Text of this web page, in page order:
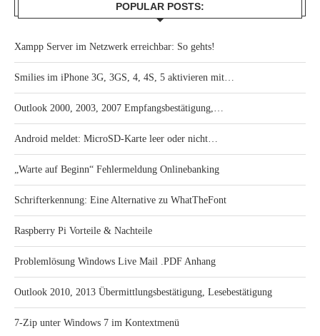
POPULAR POSTS:
Xampp Server im Netzwerk erreichbar: So gehts!
Smilies im iPhone 3G, 3GS, 4, 4S, 5 aktivieren mit…
Outlook 2000, 2003, 2007 Empfangsbestätigung,…
Android meldet: MicroSD-Karte leer oder nicht…
„Warte auf Beginn“ Fehlermeldung Onlinebanking
Schrifterkennung: Eine Alternative zu WhatTheFont
Raspberry Pi Vorteile & Nachteile
Problemlösung Windows Live Mail .PDF Anhang
Outlook 2010, 2013 Übermittlungsbestätigung, Lesebestätigung
7-Zip unter Windows 7 im Kontextmenü